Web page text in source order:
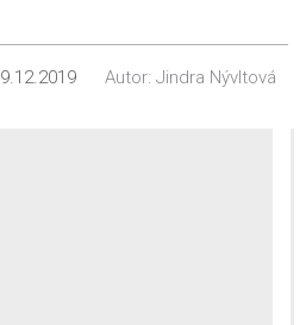
9.12.2019 Autor: Jindra Nývltová